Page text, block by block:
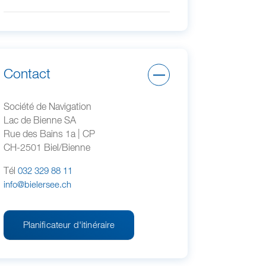
Contact
Société de Navigation
Lac de Bienne SA
Rue des Bains 1a | CP
CH-2501 Biel/Bienne
Tél 032 329 88 11
info@bielersee.ch
Planificateur d'itinéraire